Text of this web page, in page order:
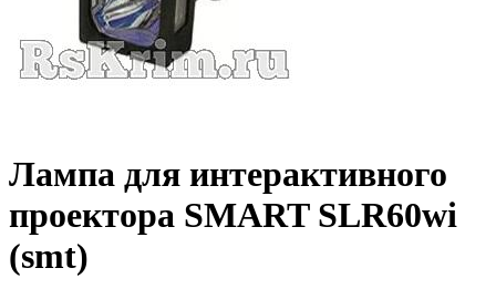
Лампа для интерактивного
проектора SMART SLR60wi
(smt)